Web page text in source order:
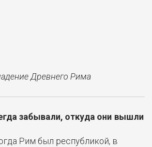
Древнего Рима
забывали, откуда они вышли
Рим был республикой, в